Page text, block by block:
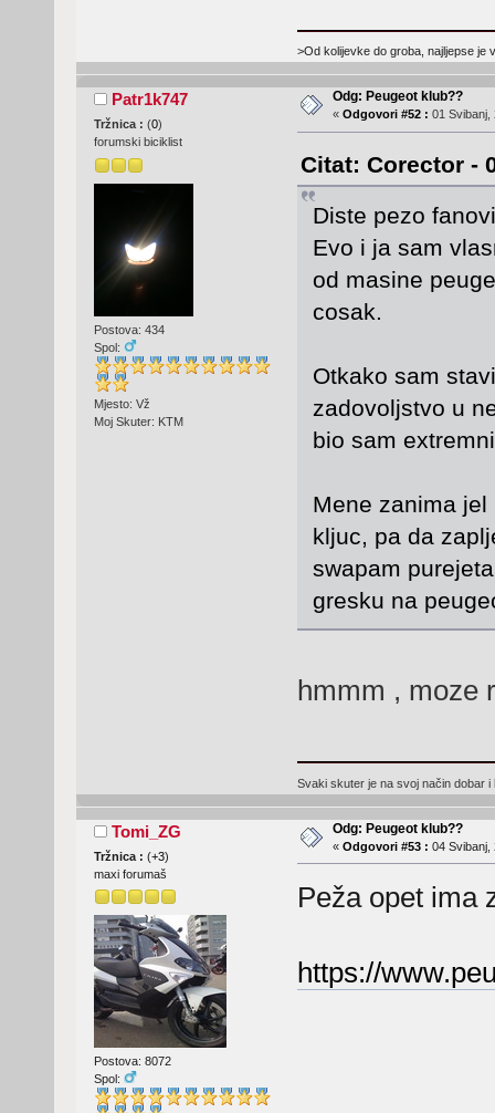
>Od kolijevke do groba, najljepse je
Patr1k747
Tržnica : (0)
forumski biciklist
Postova: 434
Spol:
Mjesto: Vž
Moj Skuter: KTM
Odg: Peugeot klub??
« Odgovori #52 : 01 Svibanj,
Citat: Corector -
Diste pezo
Evo i ja sam
od masine
cosak.
Otkako sam
zadovoljstvo u
bio sam
Mene zanima
kljuc, pa da
swapam
gresku na
hmmm ,
Svaki skuter je na svoj način dobar i
Tomi_ZG
Tržnica : (+3)
maxi forumaš
Postova: 8072
Spol:
Odg: Peugeot klub??
« Odgovori #53 : 04 Svibanj,
Peža opet ima
https://